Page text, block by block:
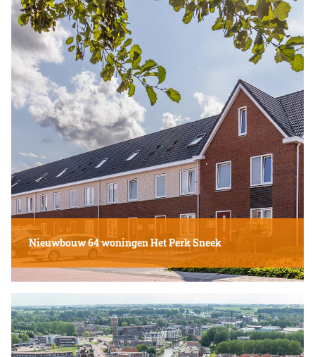
Nieuwbouw 64 woningen Het Perk Sneek